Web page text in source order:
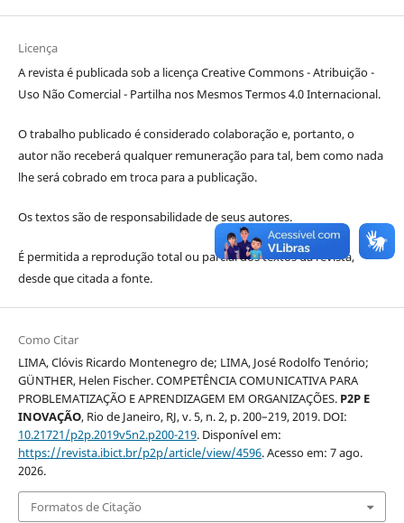
Licença
A revista é publicada sob a licença Creative Commons - Atribuição -
Uso Não Comercial - Partilha nos Mesmos Termos 4.0 Internacional.
O trabalho publicado é considerado colaboração e, portanto, o
autor não receberá qualquer remuneração para tal, bem como nada
lhe será cobrado em troca para a publicação.
Os textos são de responsabilidade de seus autores.
É permitida a reprodução total ou parcial dos textos da revista,
desde que citada a fonte.
Como Citar
LIMA, Clóvis Ricardo Montenegro de; LIMA, José Rodolfo Tenório;
GÜNTHER, Helen Fischer. COMPETÊNCIA COMUNICATIVA PARA
PROBLEMATIZAÇÃO E APRENDIZAGEM EM ORGANIZAÇÕES. P2P E
INOVAÇÃO, Rio de Janeiro, RJ, v. 5, n. 2, p. 200–219, 2019. DOI:
10.21721/p2p.2019v5n2.p200-219. Disponível em:
https://revista.ibict.br/p2p/article/view/4596. Acesso em: 7 ago.
2026.
Formatos de Citação